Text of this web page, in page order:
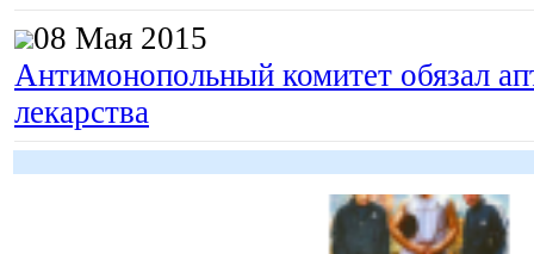
08 Мая 2015
Антимонопольный комитет обязал
лекарства